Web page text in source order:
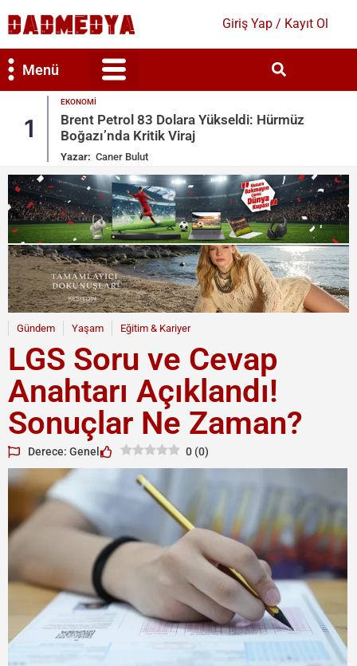
Giriş Yap / Kayıt Ol
Menü
1
EKONOMI
Brent Petrol 83 Dolara Yükseldi: Hürmüz
Boğazı’nda Kritik Viraj
Yazar: Caner Bulut
Gündem Yaşam Eğitim & Kariyer
LGS Soru ve Cevap
Anahtarı Açıklandı!
Sonuçlar Ne Zaman?
Derece: Genel 0 (0)